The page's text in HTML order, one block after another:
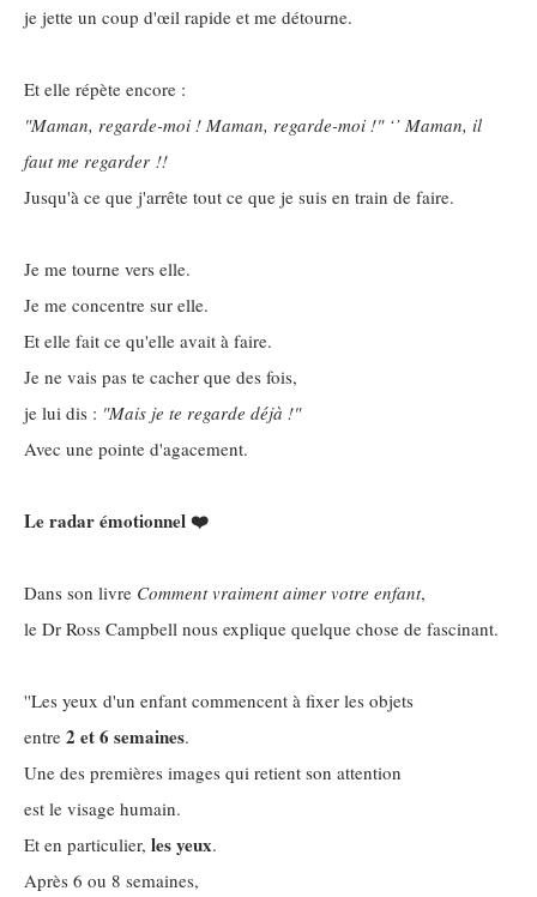
je jette un coup d'œil rapide et me détourne.
Et elle répète encore :
"Maman, regarde-moi ! Maman, regarde-moi !" ‘’ Maman, il
faut me regarder !!
Jusqu'à ce que j'arrête tout ce que je suis en train de faire.
Je me tourne vers elle.
Je me concentre sur elle.
Et elle fait ce qu'elle avait à faire.
Je ne vais pas te cacher que des fois,
je lui dis : "Mais je te regarde déjà !"
Avec une pointe d'agacement.
Le radar émotionnel ❤️
Dans son livre Comment vraiment aimer votre enfant,
le Dr Ross Campbell nous explique quelque chose de fascinant.
''Les yeux d'un enfant commencent à fixer les objets
entre 2 et 6 semaines.
Une des premières images qui retient son attention
est le visage humain.
Et en particulier, les yeux.
Après 6 ou 8 semaines,